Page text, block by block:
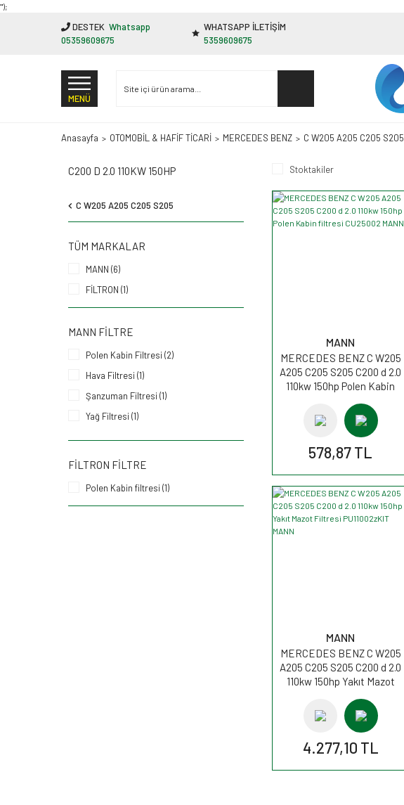
"');
DESTEK Whatsapp
05359609675
WHATSAPP İLETİŞİM
5359609675
MENÜ
Anasayfa OTOMOBİL & HAFİF TİCARİ MERCEDES BENZ C W205 A205 C205 S205
C200 D 2.0 110KW 150HP
C W205 A205 C205 S205
TÜM MARKALAR
MANN (6)
FİLTRON (1)
MANN FILTRE
Polen Kabin Filtresi (2)
Hava Filtresi (1)
Şanzuman Filtresi (1)
Yağ Filtresi (1)
FILTRON FILTRE
Polen Kabin filtresi (1)
Stoktakiler
MANN
MERCEDES BENZ C W205
A205 C205 S205 C200 d 2.0
110kw 150hp Polen Kabin
578,87 TL
MANN
MERCEDES BENZ C W205
A205 C205 S205 C200 d 2.0
110kw 150hp Yakıt Mazot
MANN
4.277,10 TL